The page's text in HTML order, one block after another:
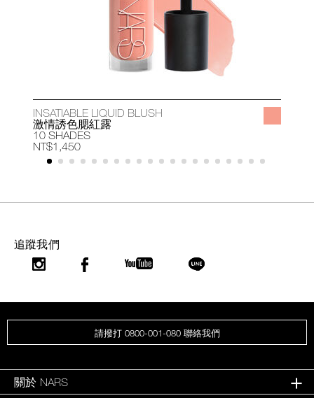
INSATIABLE LIQUID BLUSH
激情誘色腮紅露
10 SHADES
NT$1,450
追蹤我們
請撥打 0800-001-080 聯絡我們
關於 NARS